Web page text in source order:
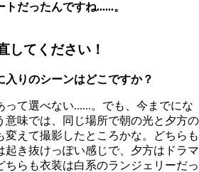
だったんですね......。
してください！
りのシーンはどこですか？
て選べない......。でも、今までにな
意味では、同じ場所で朝の光と夕方の
変えて撮影したところかな。どちらも
起き抜けっぽい感じで、夕方はドラマ
ちらも衣装は白系のランジェリーだっ